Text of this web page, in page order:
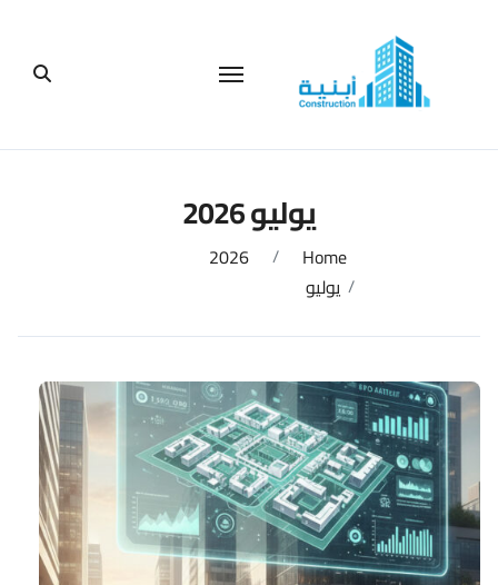
يوليو 2026
Home
2026
يوليو